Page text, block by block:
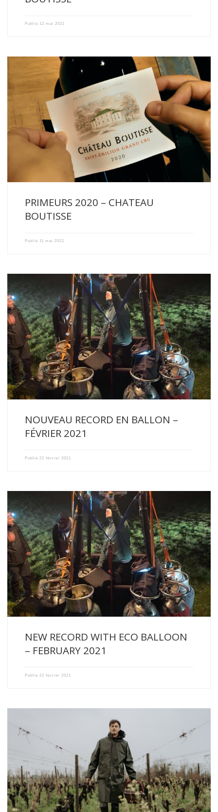
Publié 12 mai 2021
Le millésime 2020 est un millésime précoce. La vigne a […]
PRIMEURS 2020 – CHATEAU
BOUTISSE
Publié 11 mai 2021
Avec un vol de 11h53 et 736 kilomètres parcourus, Alex […]
NOUVEAU RECORD EN BALLON –
FÉVRIER 2021
Publié 22 février 2021
With a flight of 11h53 and 736 kilometres covered, Alex […]
NEW RECORD WITH ECO BALLOON
– FEBRUARY 2021
Publié 22 février 2021
Année 2020 : Première année de conversion pour le Château
Boutisse […]